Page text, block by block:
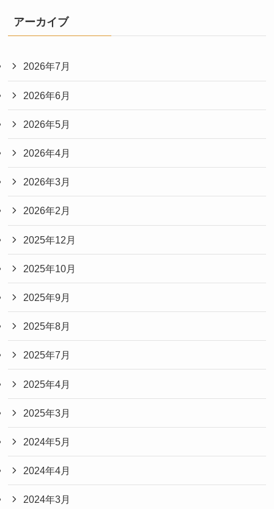
アーカイブ
2026年7月
2026年6月
2026年5月
2026年4月
2026年3月
2026年2月
2025年12月
2025年10月
2025年9月
2025年8月
2025年7月
2025年4月
2025年3月
2024年5月
2024年4月
2024年3月